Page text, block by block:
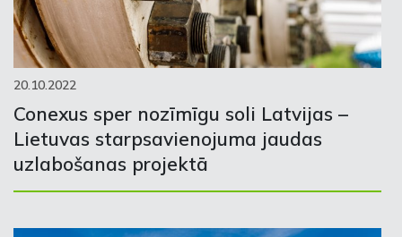
20.10.2022
Conexus sper nozīmīgu soli Latvijas –
Lietuvas starpsavienojuma jaudas
uzlabošanas projektā